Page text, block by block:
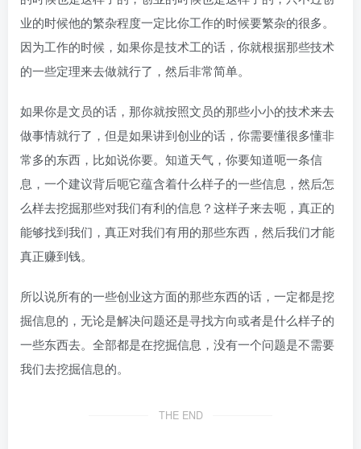
业的时候他的繁杂程度一定比你工作的时候要繁杂的很多。
因为工作的时候，如果你是技术工的话，你就根据那些技术
的一些定理来去做就行了，然后非常简单。
如果你是文员的话，那你就按照文员的那些小小的技术来去
做事情就行了，但是如果讲到创业的话，你需要懂很多懂非
常多的东西，比如说你要。知道天气，你要知道呃一条信
息，一个建议背后呃它蕴含着什么样子的一些信息，然后怎
么样去挖掘那些对我们有利的信息？这样子来去呃，真正的
能够找到我们，真正对我们有用的那些东西，然后我们才能
真正赚到钱。
所以说所有的一些创业这方面的那些东西的话，一定都是挖
掘信息的，无论是解决问题还是寻找方向或者是什么样子的
一些东西去。全部都是在挖掘信息，没有一个问题是不需要
我们去挖掘信息的。
THE END